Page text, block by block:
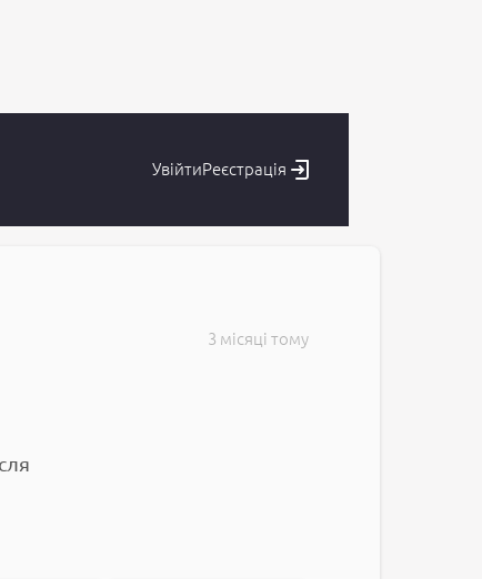
УвійтиРеєстрація
3 місяці тому